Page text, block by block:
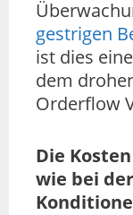
gestrigen
ist dies
dem
Orderflow
Die
wie bei